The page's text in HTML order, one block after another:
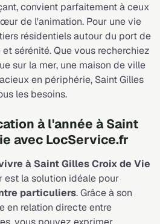
convient parfaitement à ceux
de l'animation. Pour une vie
résidentiels autour du port de
sérénité. Que vous recherchiez
sur la mer, une maison de ville
en périphérie, Saint Gilles
les besoins.
à l'année à Saint
avec LocService.fr
à Saint Gilles Croix de Vie
est la solution idéale pour
particuliers. Grâce à son
en relation directe entre